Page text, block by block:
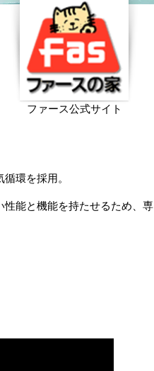
ファース公式サイト
環を採用。
能と機能を持たせるため、専